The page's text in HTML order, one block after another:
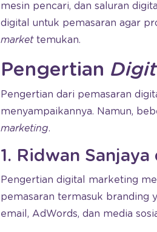
mesin pencari, dan saluran
digital untuk pemasaran agar
market temukan.
Pengertian
Pengertian dari pemasaran
menyampaikannya. Namun,
marketing.
1. Ridwan
Pengertian digital marketing
pemasaran termasuk branding
email, AdWords, dan media